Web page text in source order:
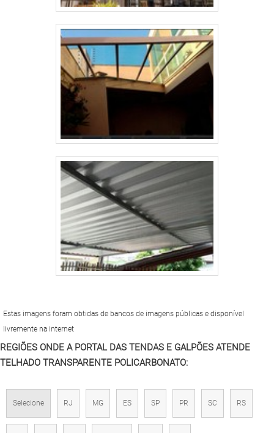
Estas imagens foram obtidas de bancos de imagens públicas e disponível
livremente na internet
REGIÕES ONDE A PORTAL DAS TENDAS E GALPÕES ATENDE
TELHADO TRANSPARENTE POLICARBONATO:
Selecione RJ MG ES SP PR SC RS